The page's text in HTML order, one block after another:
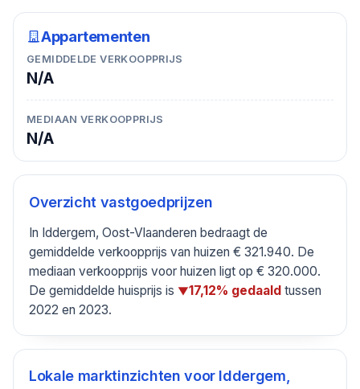
Appartementen
GEMIDDELDE VERKOOPPRIJS
N/A
MEDIAAN VERKOOPPRIJS
N/A
Overzicht vastgoedprijzen
In Iddergem, Oost-Vlaanderen bedraagt de
gemiddelde verkoopprijs van huizen € 321.940. De
mediaan verkoopprijs voor huizen ligt op € 320.000.
De gemiddelde huisprijs is ▼17,12% gedaald tussen
2022 en 2023.
Lokale marktinzichten voor Iddergem,